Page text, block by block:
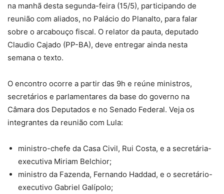
na manhã desta segunda-feira (15/5), participando de
reunião com aliados, no Palácio do Planalto, para falar
sobre o arcabouço fiscal. O relator da pauta, deputado
Claudio Cajado (PP-BA), deve entregar ainda nesta
semana o texto.
O encontro ocorre a partir das 9h e reúne ministros,
secretários e parlamentares da base do governo na
Câmara dos Deputados e no Senado Federal. Veja os
integrantes da reunião com Lula:
ministro-chefe da Casa Civil, Rui Costa, e a secretária-
executiva Miriam Belchior;
ministro da Fazenda, Fernando Haddad, e o secretário-
executivo Gabriel Galípolo;